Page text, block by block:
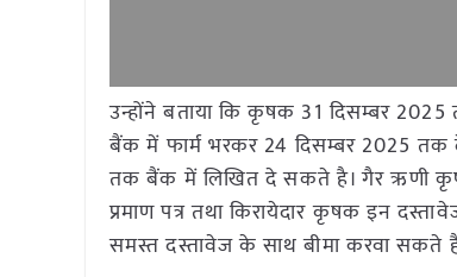
उन्होंने बताया कि कृषक 31 दिसम्बर
बैंक में फार्म भरकर 24 दिसम्बर 2025
तक बैंक में लिखित दे सकते है। गैर ऋणी
प्रमाण पत्र तथा किरायेदार कृषक इन
समस्त दस्तावेज के साथ बीमा करवा सकते